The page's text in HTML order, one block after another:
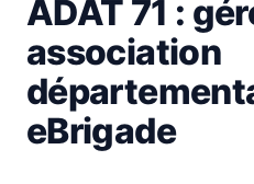
ADAT 71 :
association
eBrigade